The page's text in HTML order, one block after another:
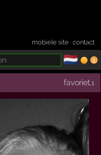
mobiele site ·contact
🇳🇱
favoriet ,1